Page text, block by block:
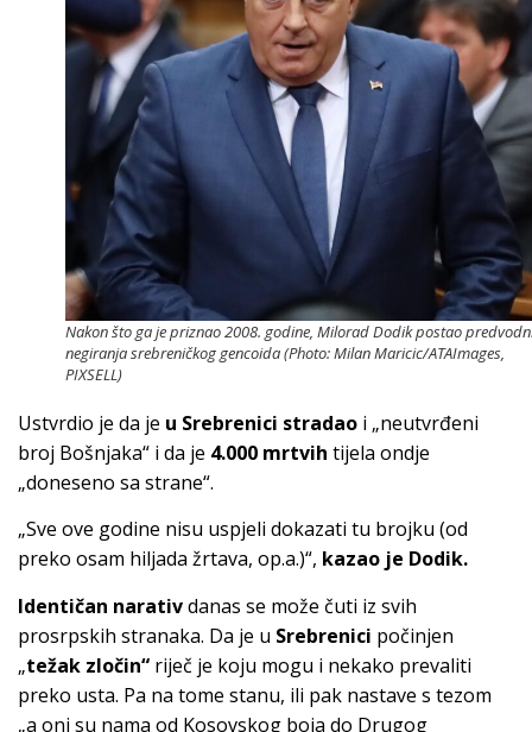
Nakon što ga je priznao 2008. godine, Milorad Dodik postao
negiranja srebreničkog gencoida (Photo: Milan Maricic/ATAImages,
PIXSELL)
Ustvrdio je da je u Srebrenici stradao i „neutvrđeni
broj Bošnjaka“ i da je 4.000 mrtvih tijela ondje
„doneseno sa strane“.
„Sve ove godine nisu uspjeli dokazati tu brojku (od
preko osam hiljada žrtava, op.a.)“, kazao je Dodik.
Identičan narativdanas se može čuti iz svih
prosrpskih stranaka. Da je u Srebrenici počinjen
„težak zločin“ riječ je koju mogu i nekako prevaliti
preko usta. Pa na tome stanu, ili pak nastave s tezom
„a oni su nama od Kosovskog boja do Drugog